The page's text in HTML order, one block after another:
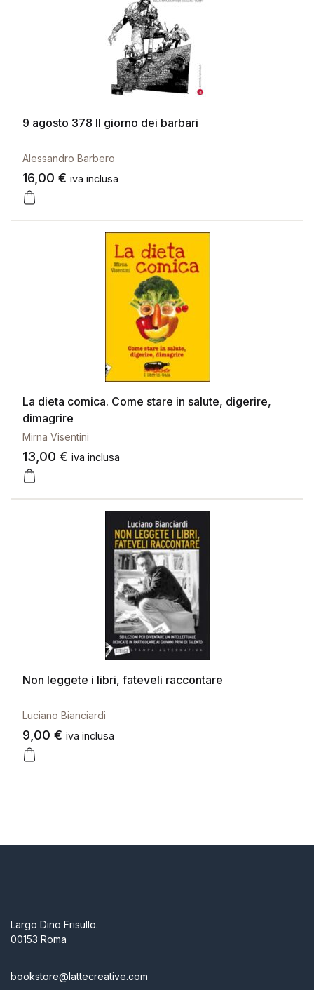
9 agosto 378 Il giorno dei barbari
Alessandro Barbero
16,00 € iva inclusa
La dieta comica. Come stare in salute, digerire,
dimagrire
Mirna Visentini
13,00 € iva inclusa
Non leggete i libri, fateveli raccontare
Luciano Bianciardi
9,00 € iva inclusa
Largo Dino Frisullo.
00153 Roma
bookstore@lattecreative.com